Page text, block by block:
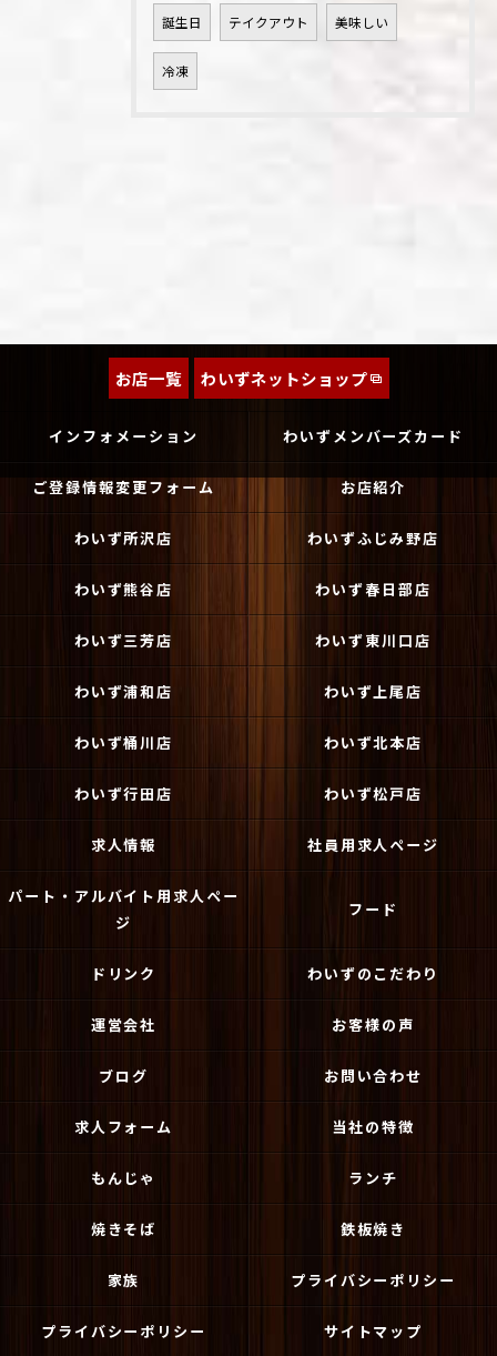
誕生日 テイクアウト 美味しい
冷凍
お店一覧 わいずネットショップ
インフォメーション わいずメンバーズカード
ご登録情報変更フォーム お店紹介
わいず所沢店 わいずふじみ野店
わいず熊谷店 わいず春日部店
わいず三芳店 わいず東川口店
わいず浦和店 わいず上尾店
わいず桶川店 わいず北本店
わいず行田店 わいず松戸店
求人情報 社員用求人ページ
パート・アルバイト用求人ペー
ジ
フード
ドリンク わいずのこだわり
運営会社 お客様の声
ブログ お問い合わせ
求人フォーム 当社の特徴
もんじゃ ランチ
焼きそば 鉄板焼き
家族 プライバシーポリシー
プライバシーポリシー サイトマップ